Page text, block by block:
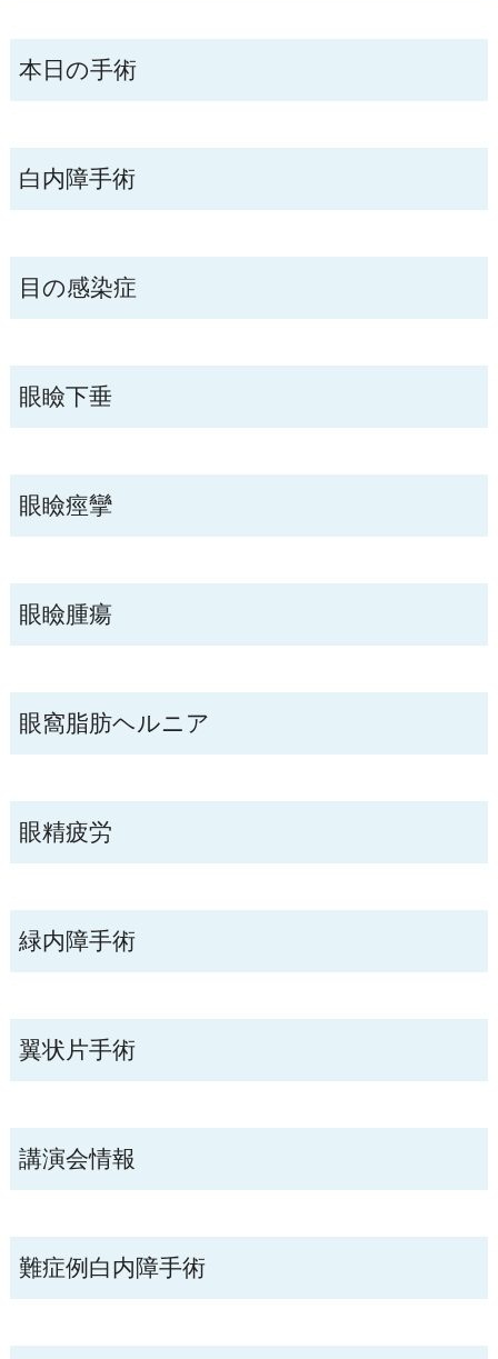
本日の手術
白内障手術
目の感染症
眼瞼下垂
眼瞼痙攣
眼瞼腫瘍
眼窩脂肪ヘルニア
眼精疲労
緑内障手術
翼状片手術
講演会情報
難症例白内障手術